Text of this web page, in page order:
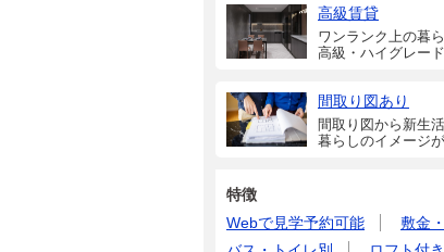
高級賃貸
ワンランク上の暮
高級・ハイグレー
間取り図あり
間取り図から新生
暮らしのイメージ
特徴
Webで見学予約可能
敷金